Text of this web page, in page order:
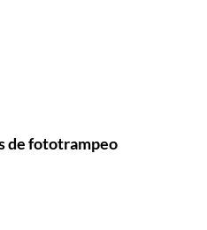
de fototrampeo